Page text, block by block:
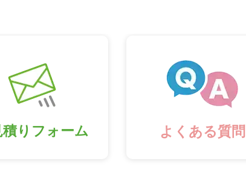
積りフォーム よくある質問